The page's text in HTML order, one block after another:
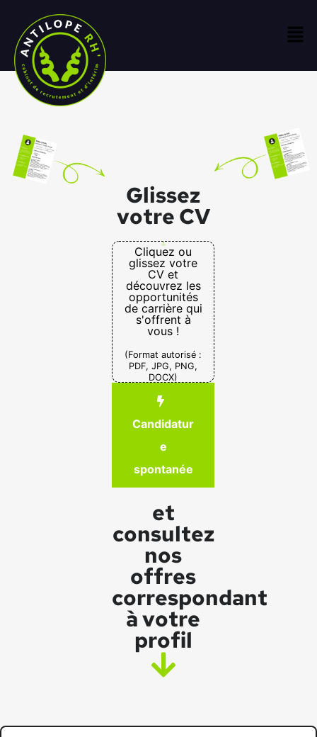
Glissez
votre CV
Cliquez ou
glissez votre
CV et
découvrez les
opportunités
de carrière qui
s'offrent à
vous !
(Format autorisé :
PDF, JPG, PNG,
DOCX)
Candidatur
e
spontanée
et
consultez
nos
offres
correspondant
à votre
profil